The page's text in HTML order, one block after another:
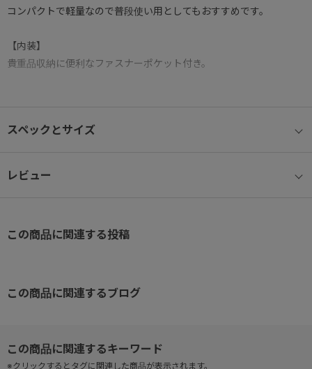
コンパクトで軽量なので普段使い用としてもおすすめです。
【内装】
貴重品収納に便利なファスナーポケット付き。
ト。
【背面】
スーツケースなどのプルドライブハンドルに固定し、走行時のバッ
スペックとサイズ
レビュー
※クリックするとタグに関連した商品が表示されます。
この商品に関連する投稿
この商品に関連するブログ